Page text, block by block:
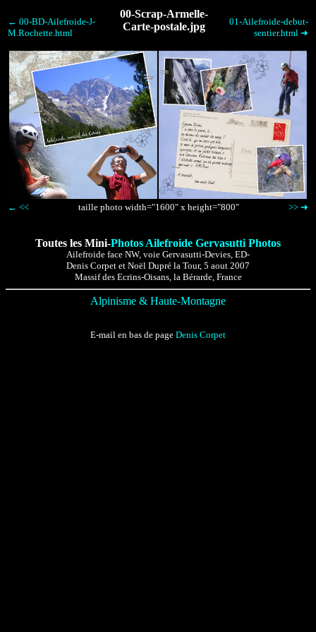
← 00-BD-Ailefroide-J-
M.Rochette.html
00-Scrap-Armelle-
Carte-postale.jpg
01-Ailefroide-debut-
sentier.html ➜
← << taille photo width="1600" x height="800" >> ➜
Toutes les Mini-Photos Ailefroide Gervasutti Photos
Ailefroide face NW, voie Gervasutti-Devies, ED-
Denis Corpet et Noël Dupré la Tour, 5 aout 2007
Massif des Ecrins-Oisans, la Bérarde, France
Alpinisme & Haute-Montagne
E-mail en bas de page Denis Corpet